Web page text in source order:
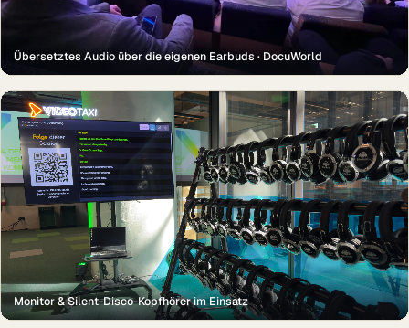
Übersetztes Audio über die eigenen Earbuds · DocuWorld
Monitor & Silent-Disco-Kopfhörer im Einsatz